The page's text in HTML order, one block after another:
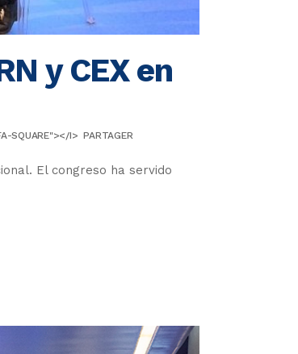
y CEX en
SQUARE"></I> PARTAGER
El congreso ha servido